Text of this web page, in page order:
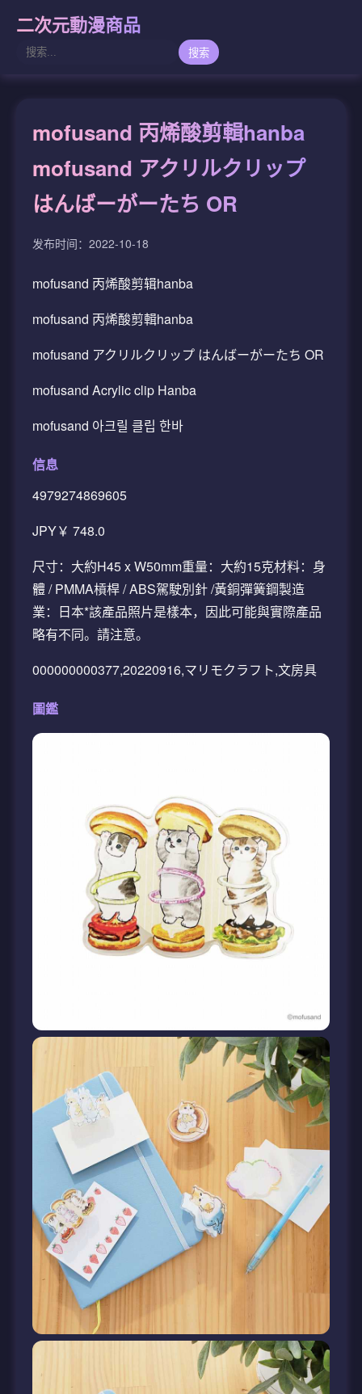
二次元動漫商品
搜索
mofusand 丙烯酸剪輯hanba
mofusand アクリルクリップ
はんばーがーたち OR
发布时间：2022-10-18
mofusand 丙烯酸剪辑hanba
mofusand 丙烯酸剪輯hanba
mofusand アクリルクリップ はんばーがーたち OR
mofusand Acrylic clip Hanba
mofusand 아크릴 클립 한바
信息
4979274869605
JPY￥ 748.0
尺寸：大約H45 x W50mm重量：大約15克材料：身
體 / PMMA槓桿 / ABS駕駛別針 /黃銅彈簧鋼製造
業：日本*該產品照片是樣本，因此可能與實際產品
略有不同。請注意。
000000000377,20220916,マリモクラフト,文房具
圖鑑